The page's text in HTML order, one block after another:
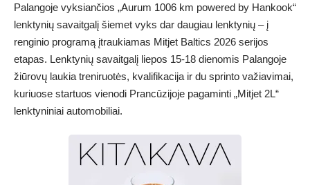
Palangoje vyksiančios „Aurum 1006 km powered by Hankook“
lenktynių savaitgalį šiemet vyks dar daugiau lenktynių – į
renginio programą įtraukiamas Mitjet Baltics 2026 serijos
etapas. Lenktynių savaitgalį liepos 15-18 dienomis Palangoje
žiūrovų laukia treniruotės, kvalifikacija ir du sprinto važiavimai,
kuriuose startuos vienodi Prancūzijoje pagaminti „Mitjet 2L“
lenktyniniai automobiliai.